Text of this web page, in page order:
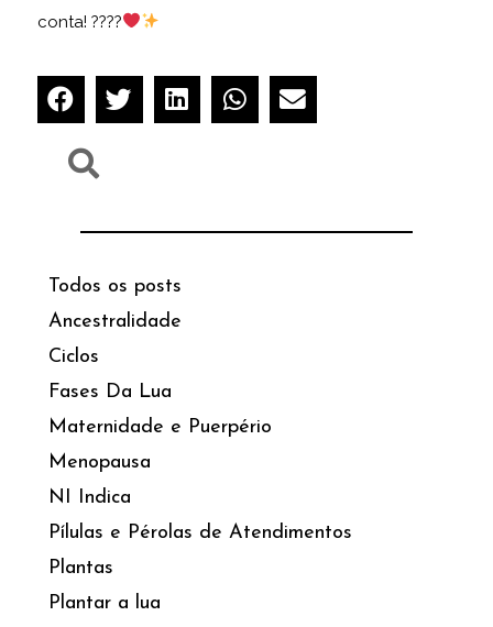
conta! ????
Todos os posts
Ancestralidade
Ciclos
Fases Da Lua
Maternidade e Puerpério
Menopausa
NI Indica
Pílulas e Pérolas de Atendimentos
Plantas
Plantar a lua